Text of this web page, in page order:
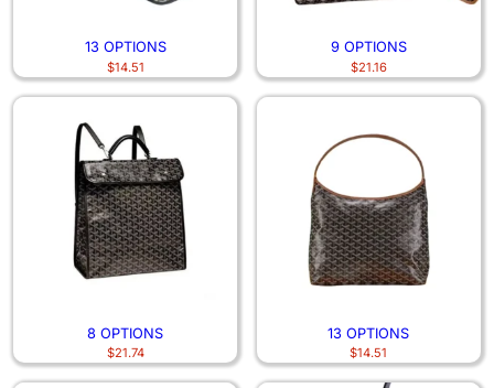
13 OPTIONS
$14.51
9 OPTIONS
$21.16
8 OPTIONS
$21.74
13 OPTIONS
$14.51